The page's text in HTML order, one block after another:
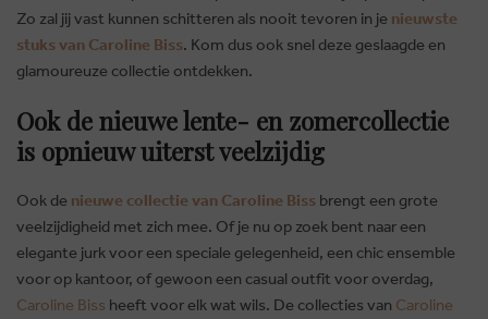
Zo zal jij vast kunnen schitteren als nooit tevoren in je nieuwste
stuks van Caroline Biss. Kom dus ook snel deze geslaagde en
glamoureuze collectie ontdekken.
Ook de nieuwe lente- en zomercollectie
is opnieuw uiterst veelzijdig
Ook de nieuwe collectie van Caroline Biss brengt een grote
veelzijdigheid met zich mee. Of je nu op zoek bent naar een
elegante jurk voor een speciale gelegenheid, een chic ensemble
voor op kantoor, of gewoon een casual outfit voor overdag,
Caroline Biss heeft voor elk wat wils. De collecties van Caroline